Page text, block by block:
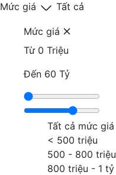
Mức giá Tất cả
Mức giá
Từ 0 Triệu
Đến 60 Tỷ
Tất cả mức giá
< 500 triệu
500 - 800 triệu
800 triệu - 1 tỷ